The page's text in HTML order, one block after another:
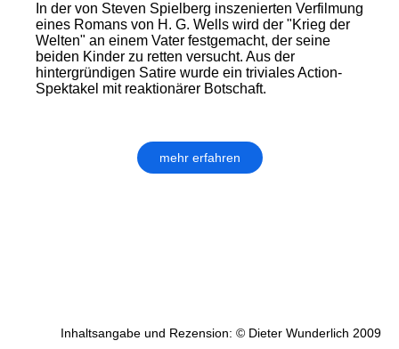
In der von Steven Spielberg inszenierten Verfilmung
eines Romans von H. G. Wells wird der "Krieg der
Welten" an einem Vater festgemacht, der seine
beiden Kinder zu retten versucht. Aus der
hintergründigen Satire wurde ein triviales Action-
Spektakel mit reaktionärer Botschaft.
mehr erfahren
Inhaltsangabe und Rezension: © Dieter Wunderlich 2009